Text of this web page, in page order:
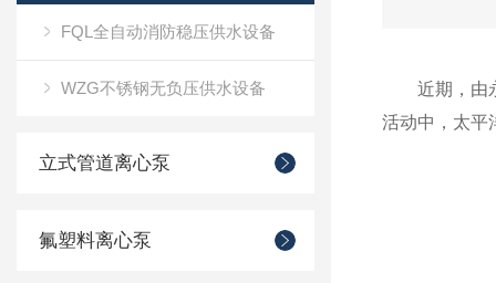
FQL全自动消防稳压供水设备
WZG不锈钢无负压供水设备
立式管道离心泵
氟塑料离心泵
近期，由永
活动中，太平